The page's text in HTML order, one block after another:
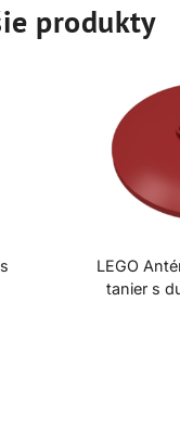
produkty
LEGO
tanier s